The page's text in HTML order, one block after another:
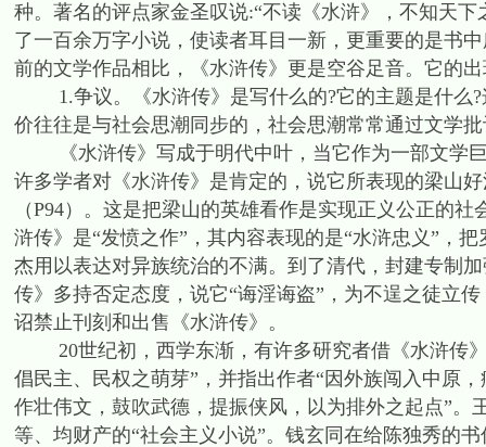
种。著名的评点家金圣叹说:“不读《水浒》，不知天
了一百余万字小说，使读者耳目一新，更重要的是书
前的文学作品相比，《水浒传》更是空谷足音。它的
1.争议。《水浒传》是写什么的?它的主题是什么?
价往往是与社会思潮同步的，社会思潮常常通过文学
《水浒传》写成于明代中叶，当它作为一部文学巨
许多学者对《水浒传》是肯定的，说它所表现的梁山
（P94）。这是把梁山的英雄看作是实现正义公正的
浒传》是“发愤之作”，其内容表现的是“水浒忠义”，
杰用以表达对异族统治的不满。到了清代，封建专制
传》多持否定态度，说它“诲淫诲盗”，为不逞之徒立
诏禁止刊刻和出售《水浒传》。
20世纪初，西学东渐，有许多研究者借《水浒传》
倡民主、民权之萌芽”，并指出作者“因外族闯入中原
作壮伟文，鼓吹武德，提振侠风，以为排外之起点”
等、均财产的“社会主义小说”。钱玄同在给陈独秀的